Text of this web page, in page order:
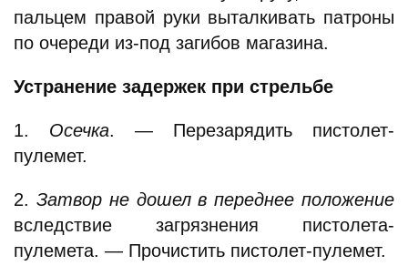
пальцем правой руки выталкивать патроны
по очереди из-под загибов магазина.
Устранение задержек при стрельбе
1. Осечка. — Перезарядить пистолет-
пулемет.
2. Затвор не дошел в переднее положение
вследствие загрязнения пистолета-
пулемета. — Прочистить пистолет-пулемет.